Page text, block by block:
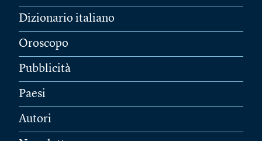
Dizionario italiano
Oroscopo
Pubblicità
Paesi
Autori